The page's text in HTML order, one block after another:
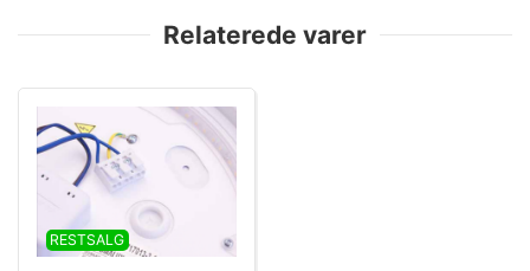
Relaterede varer
RESTSALG